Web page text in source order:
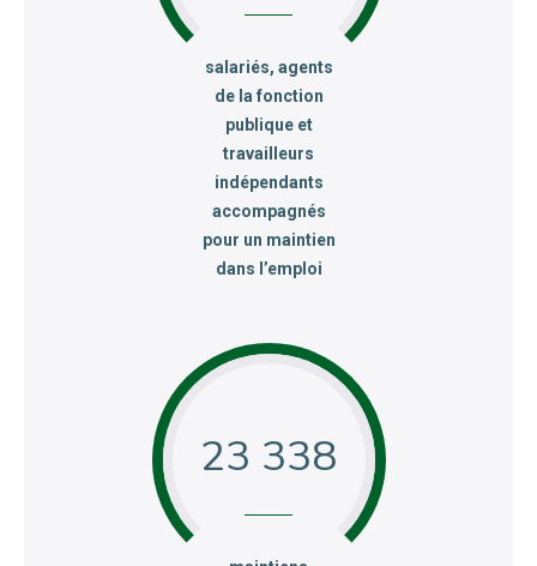
:salariés, agents
de la fonction
publique et
travailleurs
indépendants
accompagnés
pour un maintien
dans l’emploi
23 338